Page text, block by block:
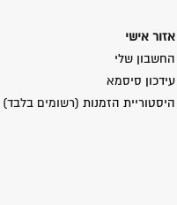
אזור אישי
החשבון שלי
עידכון סיסמא
היסטוריית הזמנות (רשומים בלבד)